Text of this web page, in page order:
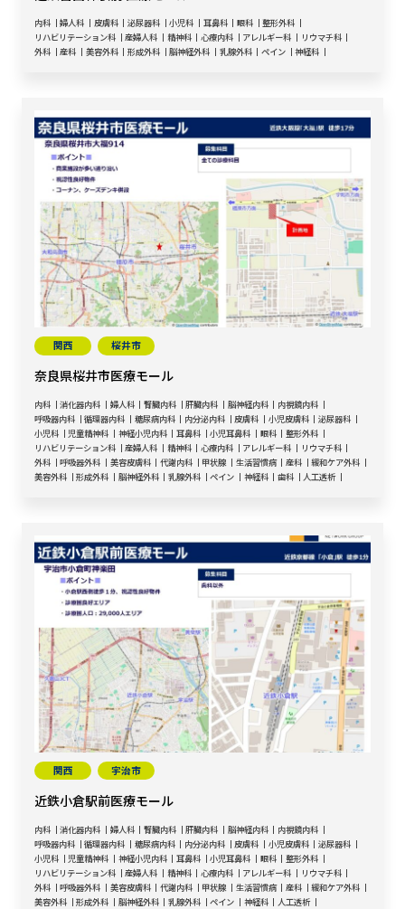
内科 婦人科 皮膚科 泌尿器科 小児科 耳鼻科 眼科
整形外科
リハビリテーション科
産婦人科 精神科 心療内科 アレルギー科
リウマチ科
外科
産科 美容外科 形成外科 脳神経外科 乳腺外科 ペイン 神経科
関西 桜井市
奈良県桜井市医療モール
内科 消化器内科 婦人科 腎臓内科 肝臓内科 脳神経内科
内視鏡内科
呼吸器内科
循環器内科 糖尿病内科 内分泌内科 皮膚科 小児皮膚科
泌尿器科
小児科
児童精神科 神経小児内科 耳鼻科 小児耳鼻科 眼科
整形外科
リハビリテーション科
産婦人科 精神科 心療内科 アレルギー科
リウマチ科
外科
呼吸器外科 美容皮膚科 代謝内科 甲状腺 生活習慣病 産科
緩和ケア外科
美容外科
形成外科 脳神経外科 乳腺外科 ペイン 神経科 歯科 人工透析
関西 宇治市
近鉄小倉駅前医療モール
内科 消化器内科 婦人科 腎臓内科 肝臓内科 脳神経内科
内視鏡内科
呼吸器内科
循環器内科 糖尿病内科 内分泌内科 皮膚科 小児皮膚科
泌尿器科
小児科
児童精神科 神経小児内科 耳鼻科 小児耳鼻科 眼科
整形外科
リハビリテーション科
産婦人科 精神科 心療内科 アレルギー科
リウマチ科
外科
呼吸器外科 美容皮膚科 代謝内科 甲状腺 生活習慣病 産科
緩和ケア外科
美容外科
形成外科 脳神経外科 乳腺外科 ペイン 神経科 人工透析